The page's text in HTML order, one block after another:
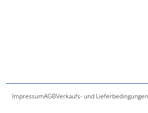
ImpressumAGBVerkaufs- und Lieferbedingungen